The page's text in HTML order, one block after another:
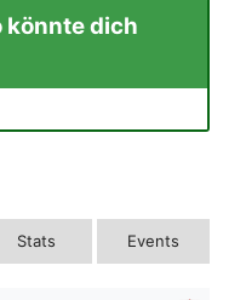
könnte dich
Stats Events